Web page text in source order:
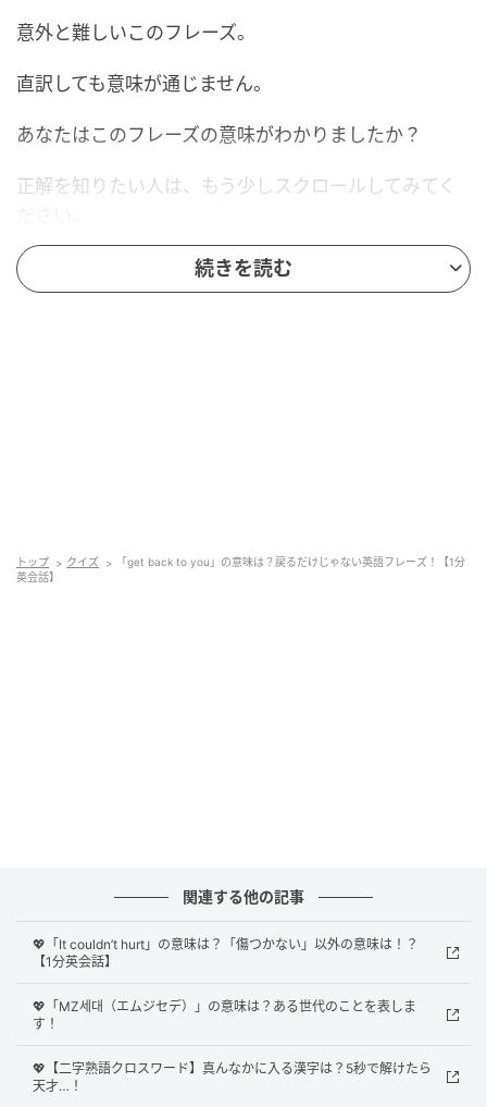
意外と難しいこのフレーズ。
直訳しても意味が通じません。
あなたはこのフレーズの意味がわかりましたか？
正解を知りたい人は、もう少しスクロールしてみてく
に、改めて相手に伝えるという状況に適しています
よ。
「Sure, let me check it. I’ll get back to you in a few
minutes.」
（もちろん、ちょっと確認させて。数分後にまた連絡
するね）
続きを読む
トップ クイズ
「get back to you」の意味は？戻るだけじゃない英語フレーズ！【1分
英会話】
関連する他の記事
💖「It couldn’t hurt」の意味は？「傷つかない」以外の意味は！？
【1分英会話】
💖「MZ세대（エムジセデ）」の意味は？ある世代のことを表しま
す！
💖【二字熟語クロスワード】真んなかに入る漢字は？5秒で解けたら
天才…！